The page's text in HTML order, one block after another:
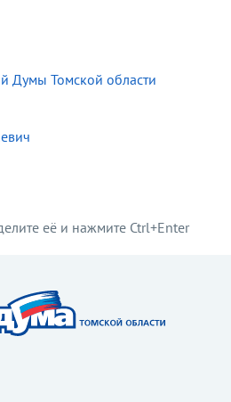
Думы Томской области
её и нажмите Ctrl+Enter